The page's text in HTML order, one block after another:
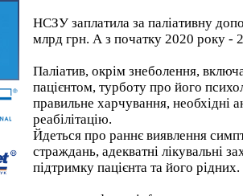
НСЗУ заплатила за паліативну
млрд грн. А з початку 2020 року -
Паліатив, окрім знеболення,
пацієнтом, турботу про його
правильне харчування, необхідні
реабілітацію.
Йдеться про раннє виявлення
страждань, адекватні лікувальні
підтримку пацієнта та його рідних.